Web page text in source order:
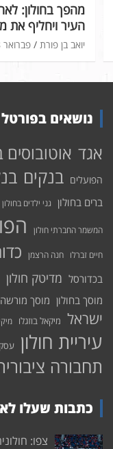
העיר ויחליף את
פברואר 28, 2024 יואב בן פורת
נושאים בפורטל
אגד אוטובוסים
הפועלים בנקים
ברים בחולון גני ילדים בחולון
המשמר החברתי חולון
חיים זברלו חנה הרצמן
בכדורסל מדיטק חולון
מוסך בחולון מוסך מורשה
ישראל מיקאל בוזגלו
עיריית חולון
תחבורה
כתבות שעלו
צפו: חולוניה מנצחת